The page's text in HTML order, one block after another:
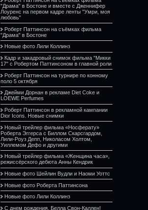
"Драма" в Бостоне и вместе с Дженнифер
Лоуренс на первом кадре ленты "Умри, моя
любовь"
Роберт Паттинсон на съёмках фильма
"Драма" в Бостоне
Новые фото Лили Коллинз
Кадр и закадровый снимок фильма "Микки
17" с Робертом Паттинсоном в главной роли
Роберт Паттинсон на турнире по конному
поло 5 октября
Джейми Дорнан в рекламе Diet Coke и
LOEWE Perfumes
Роберт Паттинсон в рекламной кампании
Dior Icons. Новые снимки
Новый трейлер фильма «Носферату»
Роберта Эггерса с Биллом Скарсгардом,
Лили-Роуз Депп, Николасом Холтом,
Уиллемом Дефо и другими
Новый трейлер фильма «Женщина часа»,
режиссёрского дебюта Анны Кендрик
Новые фото Шейлин Вудли и Наоми Уоттс
Новые фото Роберта Паттинсона
Новые фото Лили Коллинз
С днем рождения, Белла Свон-Каллен!